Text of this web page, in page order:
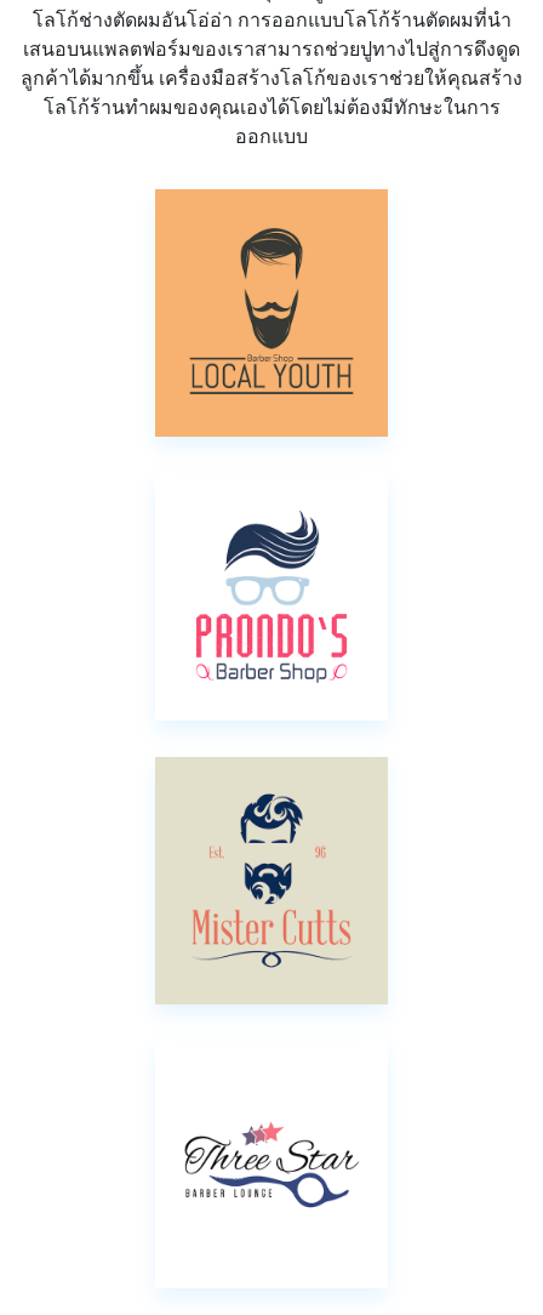
โลโก้ช่างตัดผมอันโอ่อ่า การออกแบบโลโก้ร้านตัดผมที่นำ
เสนอบนแพลตฟอร์มของเราสามารถช่วยปูทางไปสู่การดึงดูด
ลูกค้าได้มากขึ้น เครื่องมือสร้างโลโก้ของเราช่วยให้คุณสร้าง
โลโก้ร้านทำผมของคุณเองได้โดยไม่ต้องมีทักษะในการ
ออกแบบ